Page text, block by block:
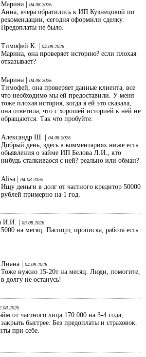
Марина | 04.08.2026
Анна, вчера обратились к ИП Кузнецовой по
рекомендации, сегодня оформили сделку.
Предоплаты не было.
Тимофей К. | 04.08.2026
Марина, она проверяет историю? если плохая
отказывает?
Марина | 04.08.2026
Тимофей, она проверяет данные клиента, все
что необходимо мы ей предоставили. У меня
тоже плохая история, когда я ей это сказала,
она ответила, что с хорошей историей к ней не
обращаются. Так что пробуйте.
Александр Ш. | 04.08.2026
Добрый день, здесь в комментариях ниже есть
обьявления о займе ИП Белова Л.И., кто
нибудь сталкиваося с ней? реально или обман?
Alisa | 04.08.2026
Ищу деньги в долг от частного кредитор 50000
рублей примерно на 1 год.
И.И. | 03.08.2026
на месяц. Паспорт, прописка, работа есть.
Лиана |
04.08.2026
Тоже нужно 15-20т на месяц. Люди, помогите,
в долгу не останусь!
от частного лица 170.000 на 3-4 года,
быстрее. Без предоплаты и страховок.
при себе.